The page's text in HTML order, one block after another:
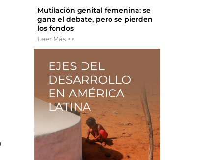
Mutilación genital femenina: se
gana el debate, pero se pierden
los fondos
Leer Más >>